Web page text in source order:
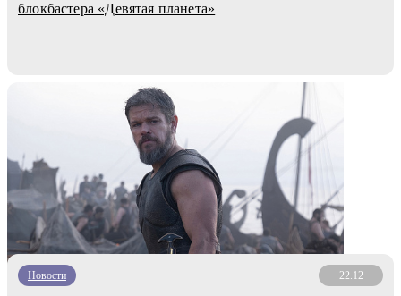
блокбастера «Девятая планета»
Новости 22.12